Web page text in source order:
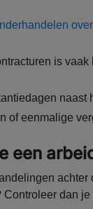
is
naast
of eenmalige
een
achter
Controleer dan